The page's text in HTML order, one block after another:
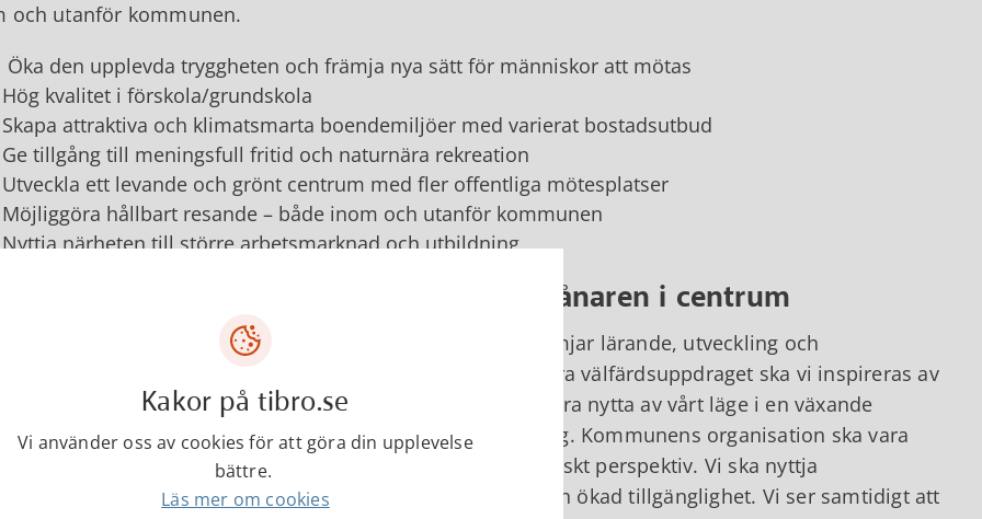
och utanför kommunen.
Öka den upplevda tryggheten och främja nya sätt för människor att mötas
Hög kvalitet i förskola/grundskola
Skapa attraktiva och klimatsmarta boendemiljöer med varierat bostadsutbud
Ge tillgång till meningsfull fritid och naturnära rekreation
Utveckla ett levande och grönt centrum med fler offentliga mötesplatser
Möjliggöra hållbart resande – både inom och utanför kommunen
Nyttja närheten till större arbetsmarknad och utbildning
3: Vi levererar kvalitativ välfärd med invånaren i centrum
arbete ska präglas av en aktiv tillitsbaserad dialog som främjar lärande, utveckling och
– hos såväl medarbetare som invånare. För att klara välfärdsuppdraget ska vi inspireras av
exempel, bygga nätverk och samverka med andra. Vi ska dra nytta av vårt läge i en växande
för att säkra kommunens kompetensförsörjning. Kommunens organisation ska vara
hållbar, ur såväl ett hälsoperspektiv som ett ekonomiskt perspektiv. Vi ska nyttja
möjligheter för att skapa effektivitetsvinster och ökad tillgänglighet. Vi ser samtidigt att
Kakor på tibro.se
Vi använder oss av cookies för att göra din upplevelse
bättre.
Läs mer om cookies